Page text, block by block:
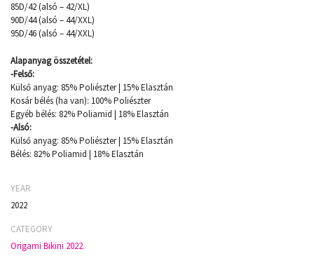
85D/42 (alsó – 42/XL)
90D/44 (alsó – 44/XXL)
95D/46 (alsó – 44/XXL)
Alapanyag összetétel:
-Felső:
Külső anyag: 85% Poliészter | 15% Elasztán
Kosár bélés (ha van): 100% Poliészter
Egyéb bélés: 82% Poliamid | 18% Elasztán
-Alsó:
Külső anyag: 85% Poliészter | 15% Elasztán
Bélés: 82% Poliamid | 18% Elasztán
YEAR
2022
CATEGORY
Origami Bikini 2022.